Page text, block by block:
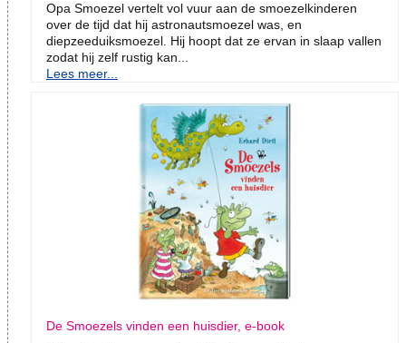
Opa Smoezel vertelt vol vuur aan de smoezelkinderen
over de tijd dat hij astronautsmoezel was, en
diepzeeduiksmoezel. Hij hoopt dat ze ervan in slaap vallen
zodat hij zelf rustig kan...
Lees meer...
De Smoezels vinden een huisdier, e-book